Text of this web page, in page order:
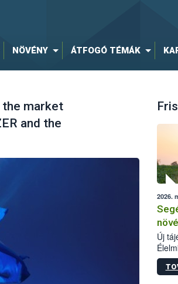
NÖVÉNY ÁTFOGÓ TÉMÁK
the market
and the
2026.
Új